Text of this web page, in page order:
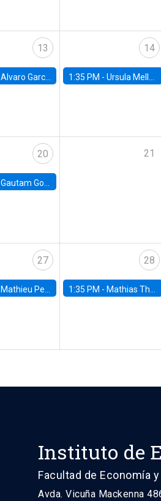
13
Alvaro Garcia-Marin, Universidad de Los Andes
14
1:35 PM -Ursula Mello, Insper - Institute of Education and Research
20
Gautam Gowrisankaran, Columbia University
21
27
Mathieu Pedemonte, IDB
28
1:35 PM - Mathias Thoenig, University of Lausanne
Instituto de
Facultad de Economía
Avda. Vicuña Mackenna